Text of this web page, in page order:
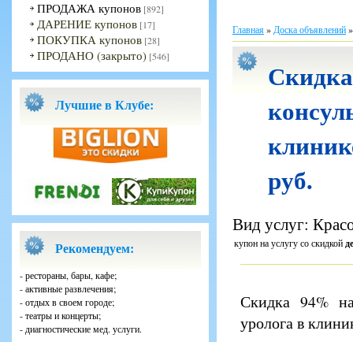
ПРОДАЖА купонов [892]
ДАРЕНИЕ купонов [17]
ПОКУПКА купонов [28]
ПРОДАНО (закрыто) [546]
Лучшие в Клубе:
Рекомендуем:
- рестораны, бары, кафе;
- активные развлечения;
- отдых в своем городе;
- театры и концерты;
- диагностические мед. услуги.
Главная» Доска объявлений
руб.
Вид услуг:
купон на услугу со скидкой
Скидка 94%
уролога в